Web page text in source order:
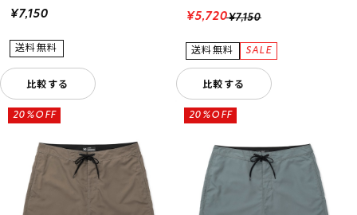
¥7,150
比較する
¥7,150
¥5,720
比較する
20%OFF 20%OFF